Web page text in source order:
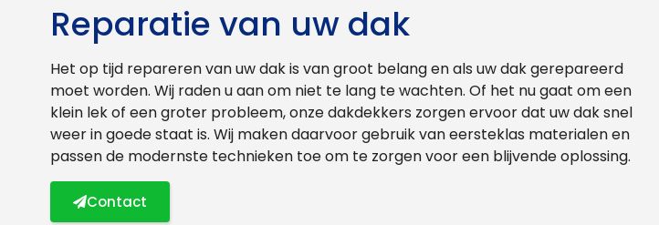
Reparatie van uw dak
Het op tijd repareren van uw dak is van groot belang en als uw dak gerepareerd
moet worden. Wij raden u aan om niet te lang te wachten. Of het nu gaat om een
klein lek of een groter probleem, onze dakdekkers zorgen ervoor dat uw dak snel
weer in goede staat is. Wij maken daarvoor gebruik van eersteklas materialen en
passen de modernste technieken toe om te zorgen voor een blijvende oplossing.
Contact